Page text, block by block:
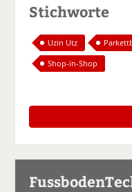
Stichworte
Uzin Utz
Shop-in-Shop